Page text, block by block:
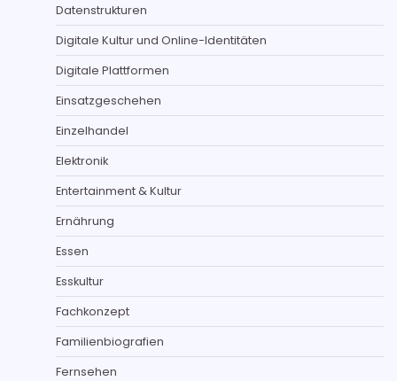
Datenstrukturen
Digitale Kultur und Online-Identitäten
Digitale Plattformen
Einsatzgeschehen
Einzelhandel
Elektronik
Entertainment & Kultur
Ernährung
Essen
Esskultur
Fachkonzept
Familienbiografien
Fernsehen